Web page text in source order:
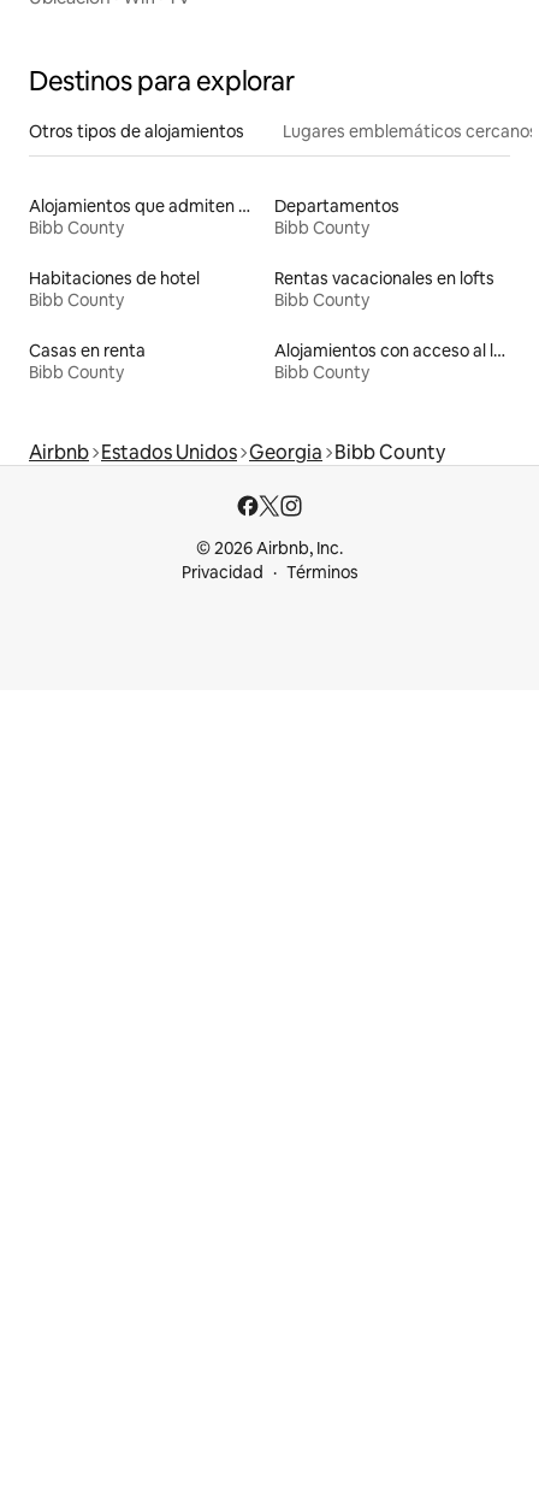
Destinos para explorar
Otros tipos de alojamientos Lugares emblemáticos cercanos
Alojamientos que admiten mascotas
Bibb County
Departamentos
Bibb County
Habitaciones de hotel
Bibb County
Rentas vacacionales en lofts
Bibb County
Casas en renta
Bibb County
Alojamientos con acceso al lago
Bibb County
Airbnb Estados Unidos Georgia Bibb County
© 2026 Airbnb, Inc.
Privacidad
Términos